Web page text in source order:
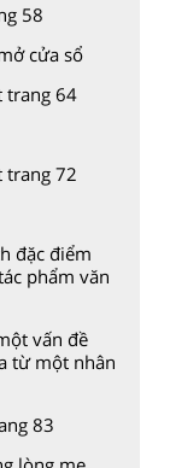
58
cửa sổ
trang 64
trang 72
đặc điểm
phẩm văn
vấn đề
từ một nhân
83